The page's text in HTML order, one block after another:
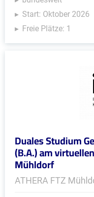
Start: Oktober 2026
Freie Plätze: 1
Duales Studium
(B.A.) am
Mühldorf
ATHERA FTZ